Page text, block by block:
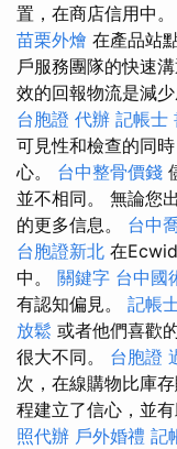
置，在商店信用中。
苗栗外燴 在產品站
戶服務團隊的快速溝
效的回報物流是減
台胞證 代辦 記帳士
可見性和檢查的同
心。 台中整骨價錢
並不相同。 無論您
的更多信息。 台中
台胞證新北 在
中。 關鍵字 台中國
有認知偏見。 記帳
放鬆 或者他們喜歡
很大不同。 台胞證
次，在線購物比庫
程建立了信心，並
照代辦 戶外婚禮 記